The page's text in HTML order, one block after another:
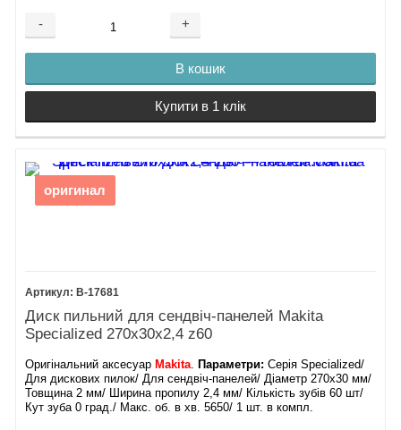
- +
В кошик
Купити в 1 клік
оригинал
B-17681
Диск пильний для сендвіч-панелей Makita
Specialized 270х30х2,4 z60
Оригінальний аксесуар Makita. Параметри: Серія Specialized/
Для дискових пилок/ Для сендвіч-панелей/ Діаметр 270х30 мм/
Товщина 2 мм/ Ширина пропилу 2,4 мм/ Кількість зубів 60 шт/
Кут зуба 0 град./ Макс. об. в хв. 5650/ 1 шт. в компл.